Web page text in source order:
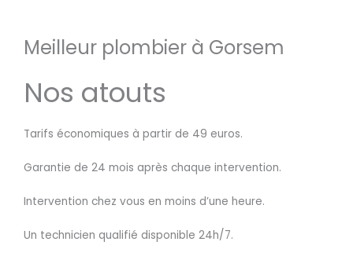
Meilleur plombier à Gorsem
Nos atouts
Tarifs économiques à partir de 49 euros.
Garantie de 24 mois après chaque intervention.
Intervention chez vous en moins d’une heure.
Un technicien qualifié disponible 24h/7.